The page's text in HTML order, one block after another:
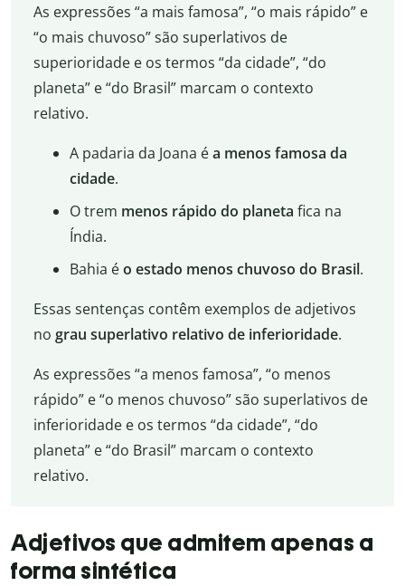
As expressões “a mais famosa”, “o mais rápido” e
“o mais chuvoso” são superlativos de
superioridade e os termos “da cidade”, “do
planeta” e “do Brasil” marcam o contexto
relativo.
A padaria da Joana éa menos famosa da
cidade.
O trem menos rápido do planeta fica na
Índia.
Bahia éo estado menos chuvoso do Brasil.
Essas sentenças contêm exemplos de adjetivos
no grau superlativo relativo de inferioridade.
As expressões “a menos famosa”, “o menos
rápido” e “o menos chuvoso” são superlativos de
inferioridade e os termos “da cidade”, “do
planeta” e “do Brasil” marcam o contexto
relativo.
Adjetivos que admitem apenas a
forma sintética